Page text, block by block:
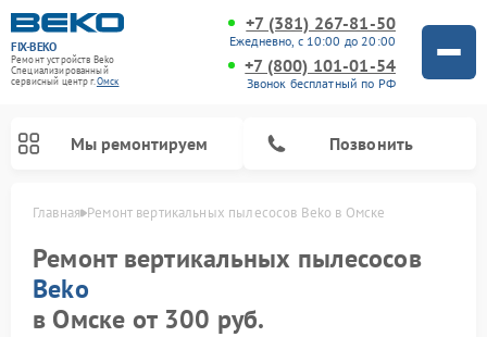
FIX-BEKO
Ремонт устройств Beko
Специализированный
cервисный центр г.Омск
+7 (381) 267-81-50
Ежедневно, с 10:00 до 20:00
+7 (800) 101-01-54
Звонок бесплатный по РФ
Мы ремонтируем Позвонить
Главная Ремонт вертикальных пылесосов Beko в Омске
Ремонт вертикальных пылесосов
Beko
в Омске от 300 руб.